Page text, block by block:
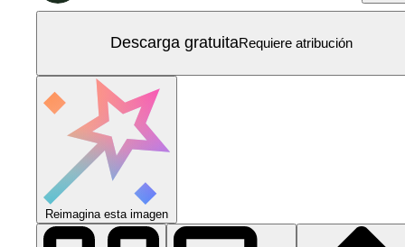
Descarga gratuitaRequiere atribución
Reimagina esta imagen